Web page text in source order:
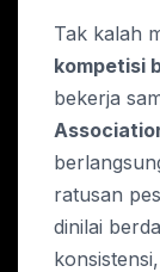
Tak kalah
kompetisi
bekerja
ratusan
dinilai